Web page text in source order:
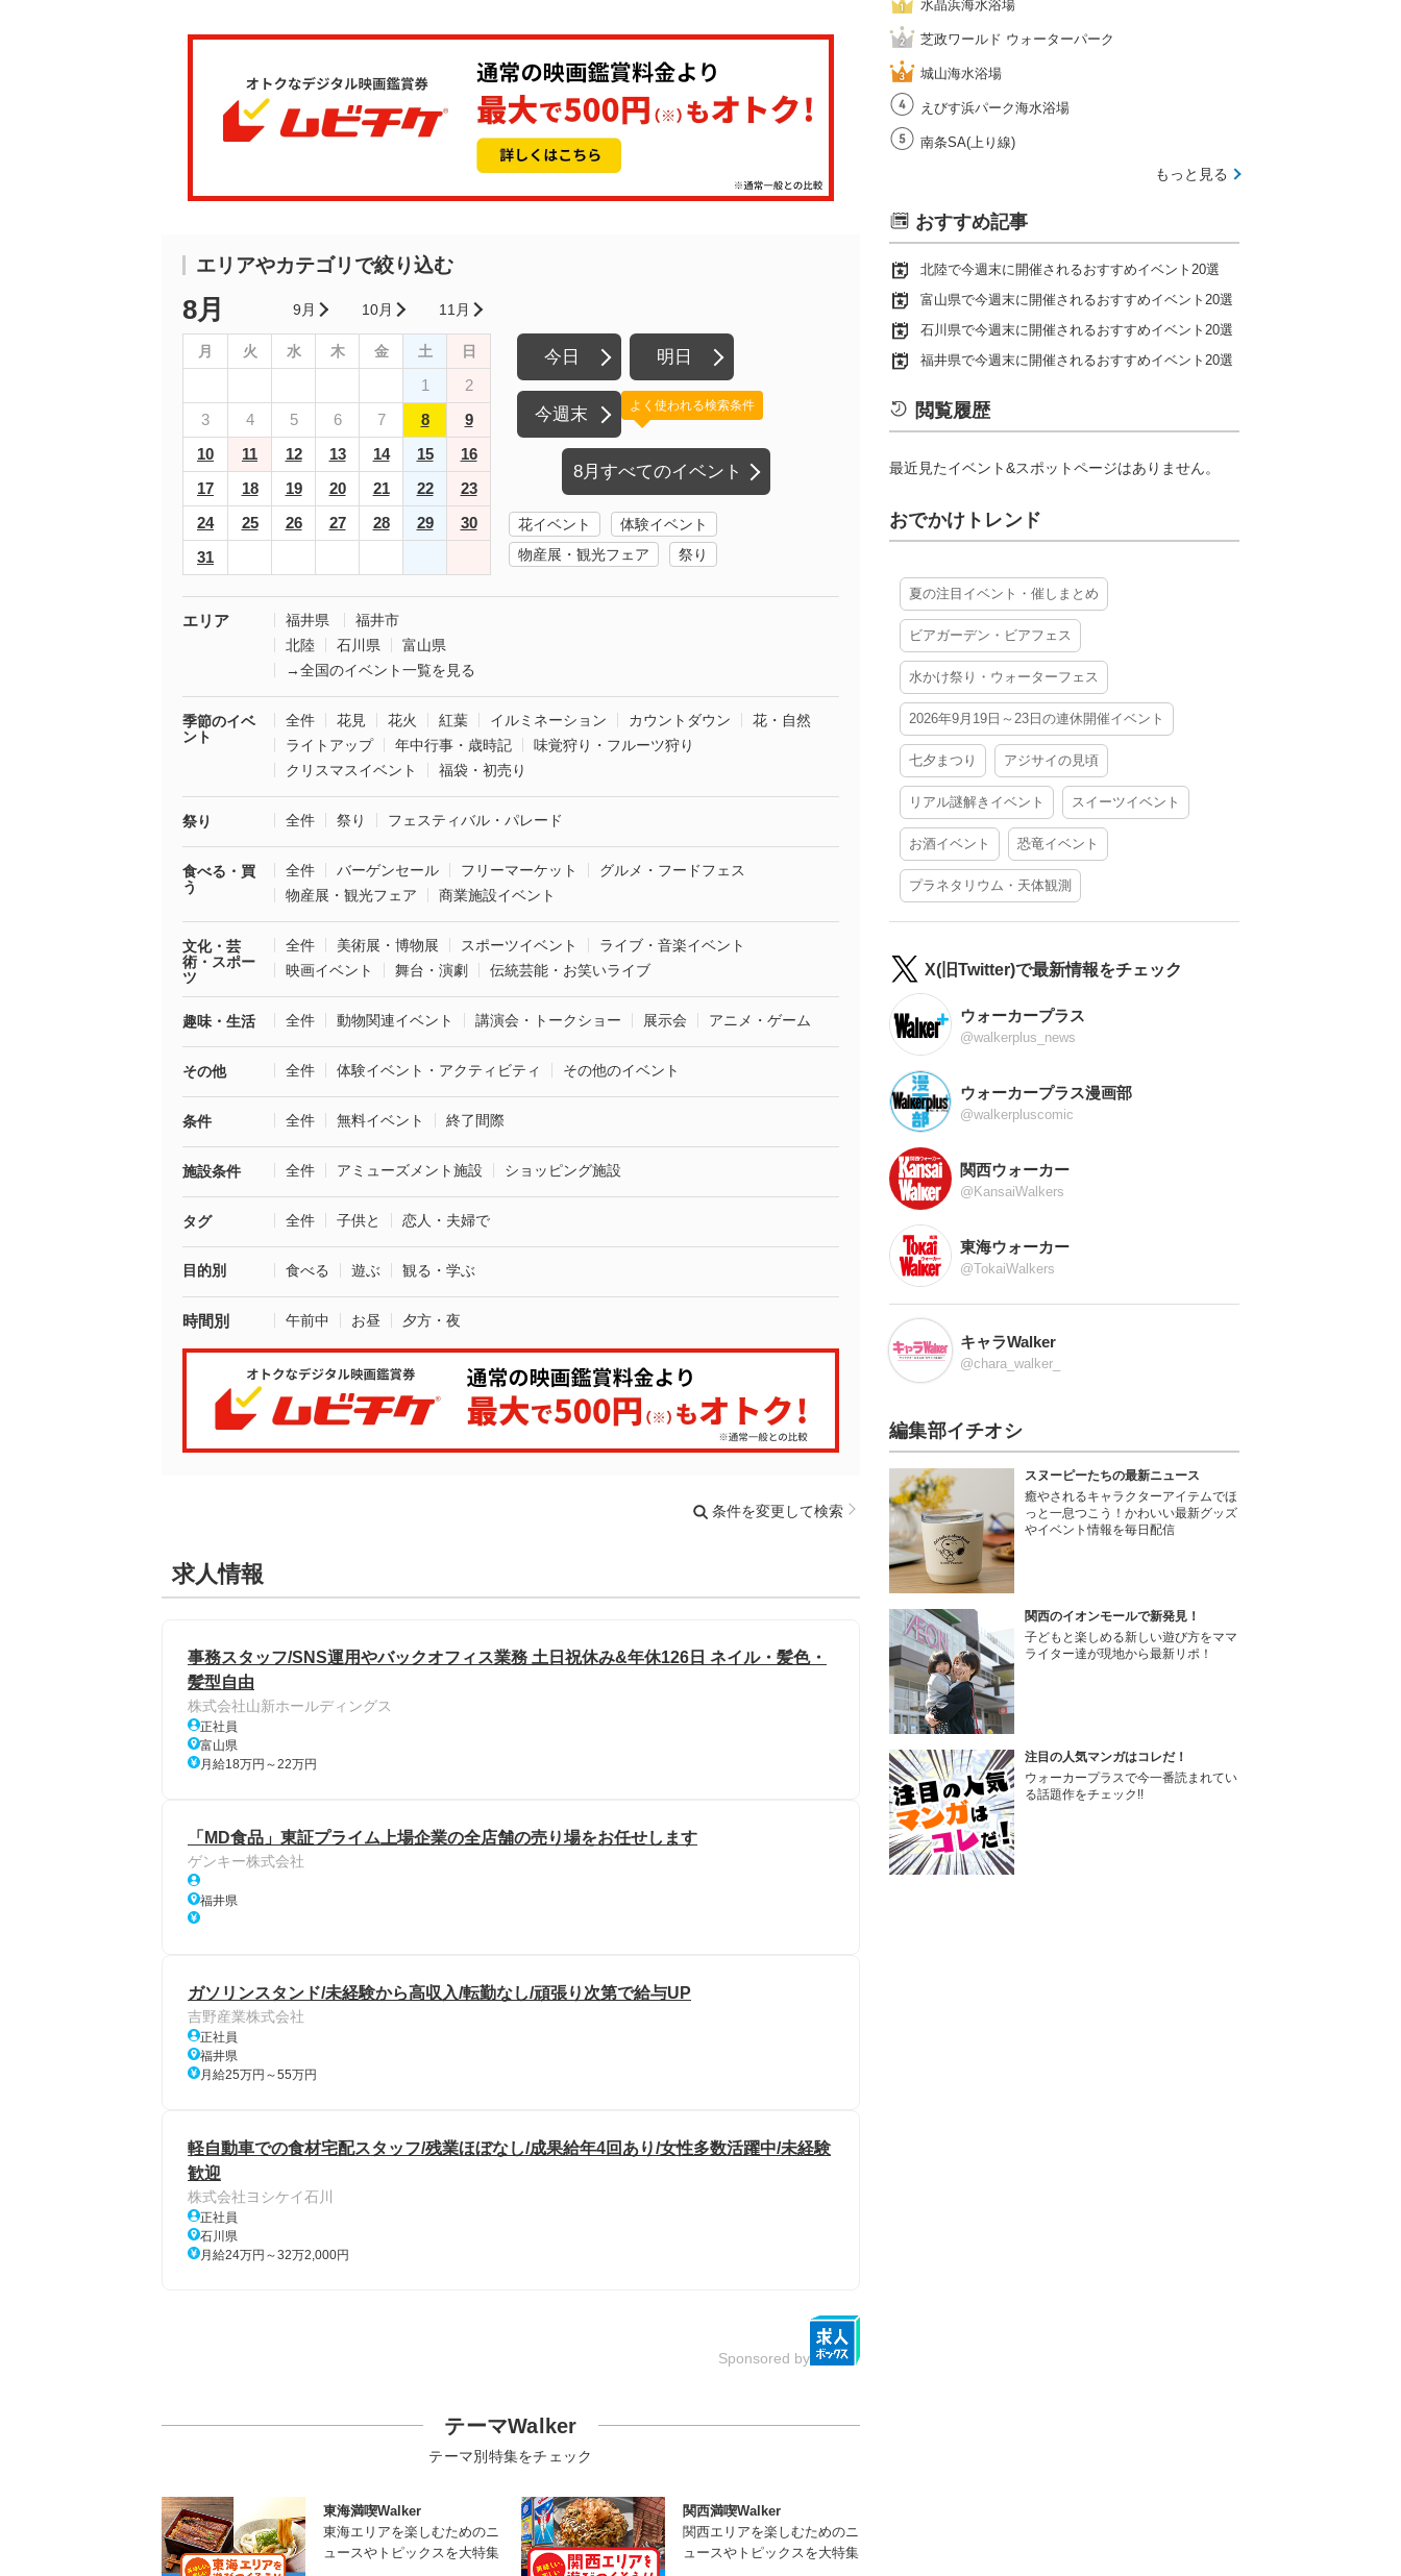
エリアやカテゴリで絞り込む
8月 9月 10月 11月
月 火 水 木 金 土 日
1
2
3
4 5 6 7 8
9
10
11 12 13 14 15
16
17
18 19 20 21 22
23
24
25 26 27 28 29
30
31
今日 明日
今週末
8月すべてのイベント
よく使われる検索条件
花イベント
体験イベント
物産展・観光フェア
祭り
エリア 福井県
福井市
北陸
石川県
富山県
→全国のイベント一覧を見る
季節のイベ
ント
全件 花見 花火 紅葉 イルミネーション カウントダウン
花・自然
ライトアップ
年中行事・歳時記
味覚狩り・フルーツ狩り
クリスマスイベント
福袋・初売り
祭り 全件 祭り フェスティバル・パレード
食べる・買
う
全件 バーゲンセール フリーマーケット
グルメ・フードフェス
物産展・観光フェア
商業施設イベント
文化・芸
術・スポー
ツ
全件 美術展・博物展 スポーツイベント
ライブ・音楽イベント
映画イベント
舞台・演劇 伝統芸能・お笑いライブ
趣味・生活 全件 動物関連イベント 講演会・トークショー 展示会 アニメ・ゲーム
その他 全件 体験イベント・アクティビティ その他のイベント
条件 全件 無料イベント 終了間際
施設条件 全件 アミューズメント施設 ショッピング施設
タグ 全件 子供と 恋人・夫婦で
目的別 食べる 遊ぶ 観る・学ぶ
時間別 午前中 お昼 夕方・夜
条件を変更して検索
求人情報
事務スタッフ/SNS運用やバックオフィス業務 土日祝休み&年休126日 ネイル・髪色・
髪型自由
株式会社山新ホールディングス
正社員
富山県
月給18万円～22万円
「MD食品」東証プライム上場企業の全店舗の売り場をお任せします
ゲンキー株式会社
福井県
ガソリンスタンド/未経験から高収入/転勤なし/頑張り次第で給与UP
吉野産業株式会社
正社員
福井県
月給25万円～55万円
軽自動車での食材宅配スタッフ/残業ほぼなし/成果給年4回あり/女性多数活躍中/未経験
歓迎
株式会社ヨシケイ石川
正社員
石川県
月給24万円～32万2,000円
Sponsored by
テーマWalker
テーマ別特集をチェック
東海満喫Walker
東海エリアを楽しむためのニ
ュースやトピックスを大特集
関西満喫Walker
関西エリアを楽しむためのニ
ュースやトピックスを大特集
水晶浜海水浴場
芝政ワールド ウォーターパーク
城山海水浴場
えびす浜パーク海水浴場
南条SA(上り線)
もっと見る
おすすめ記事
北陸で今週末に開催されるおすすめイベント20選
富山県で今週末に開催されるおすすめイベント20選
石川県で今週末に開催されるおすすめイベント20選
福井県で今週末に開催されるおすすめイベント20選
閲覧履歴
最近見たイベント&スポットページはありません。
おでかけトレンド
夏の注目イベント・催しまとめ
ビアガーデン・ビアフェス
水かけ祭り・ウォーターフェス
2026年9月19日～23日の連休開催イベント
七夕まつり アジサイの見頃
リアル謎解きイベント スイーツイベント
お酒イベント 恐竜イベント
プラネタリウム・天体観測
X(旧Twitter)で最新情報をチェック
ウォーカープラス
@walkerplus_news
ウォーカープラス漫画部
@walkerpluscomic
関西ウォーカー
@KansaiWalkers
東海ウォーカー
@TokaiWalkers
キャラWalker
@chara_walker_
編集部イチオシ
スヌーピーたちの最新ニュース
癒やされるキャラクターアイテムでほ
っと一息つこう！かわいい最新グッズ
やイベント情報を毎日配信
関西のイオンモールで新発見！
子どもと楽しめる新しい遊び方をママ
ライター達が現地から最新リポ！
注目の人気マンガはコレだ！
ウォーカープラスで今一番読まれてい
る話題作をチェック!!